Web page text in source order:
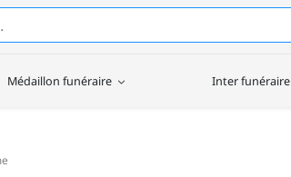
Médaillon funéraire Inter funéraire